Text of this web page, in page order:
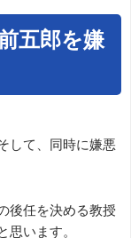
五郎を嫌
して、同時に嫌悪
後任を決める教授
思います。